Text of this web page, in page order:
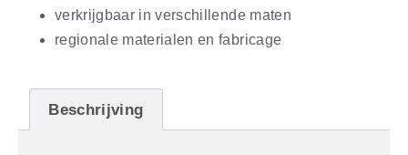
verkrijgbaar in verschillende maten
regionale materialen en fabricage
Beschrijving